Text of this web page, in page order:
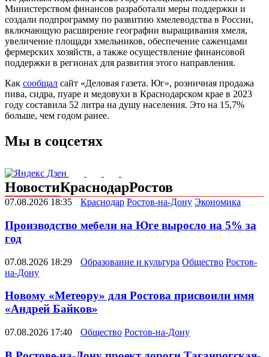
Министерством финансов разработали меры поддержки и
создали подпрограмму по развитию хмелеводства в России,
включающую расширение географии выращивания хмеля,
увеличение площади хмельников, обеспечение саженцами
фермерских хозяйств, а также осуществление финансовой
поддержки в регионах для развития этого направления.
Как сообщал сайт «Деловая газета. Юг», розничная продажа
пива, сидра, пуаре и медовухи в Краснодарском крае в 2023
году составила 52 литра на душу населения. Это на 15,7%
больше, чем годом ранее.
Мы в соцсетях
НовостиКраснодарРостов
07.08.2026 18:35 Краснодар Ростов-на-Дону Экономика
Производство мебели на Юге выросло на 5% за
год
07.08.2026 18:29 Образование и культура Общество Ростов-
на-Дону
Новому «Метеору» для Ростова присвоили имя
«Андрей Байков»
07.08.2026 17:40 Общество Ростов-на-Дону